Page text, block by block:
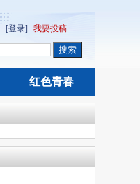
[登录] 我要投稿
红色青春